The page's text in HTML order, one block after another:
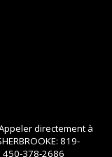
directement à
819-
450-378-2686